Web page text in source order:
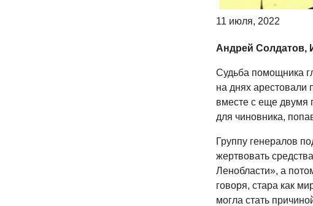
11 июля, 2022
Андрей Солдатов,
Судьба помощника
на днях
вместе с еще двумя
для чиновника,
Группу генералов
жертвовать
Ленобласти», а
говоря, стара как
могла стать